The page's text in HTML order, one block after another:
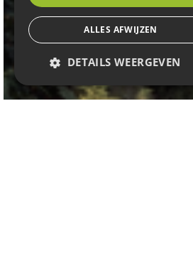
ALLES AFWIJZEN
DETAILS WEERGEVEN